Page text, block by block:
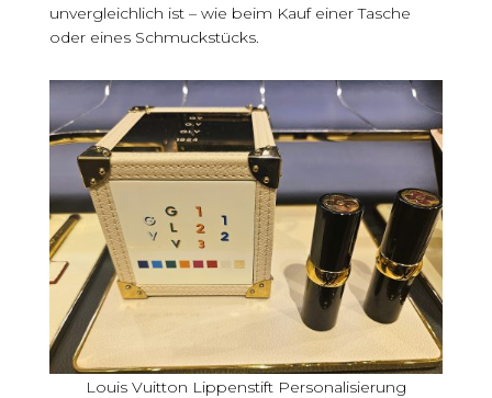
unvergleichlich ist – wie beim Kauf einer Tasche
oder eines Schmuckstücks.
Louis Vuitton Lippenstift Personalisierung